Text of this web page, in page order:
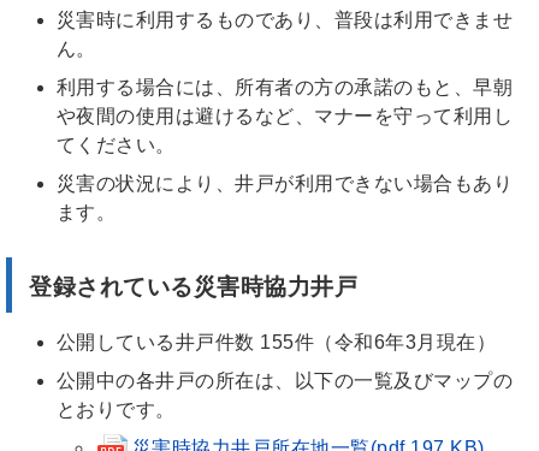
災害時に利用するものであり、普段は利用できませ
ん。
利用する場合には、所有者の方の承諾のもと、早朝
や夜間の使用は避けるなど、マナーを守って利用し
てください。
災害の状況により、井戸が利用できない場合もあり
ます。
登録されている災害時協力井戸
公開している井戸件数 155件（令和6年3月現在）
公開中の各井戸の所在は、以下の一覧及びマップの
とおりです。